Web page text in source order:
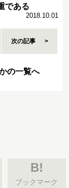
である
2018.10.01
次の記事
の一覧へ
B!
ブックマーク